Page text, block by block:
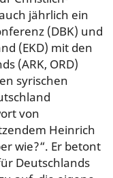
jährlich ein
(DBK) und
(EKD) mit den
(ARK, ORD)
syrischen
von
Heinrich
wie?“. Er betont
Deutschlands